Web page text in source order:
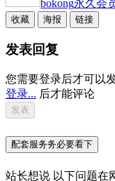
bokong永久会
收藏 海报 链接
发表回复
您需要登录后才可以
登录... 后才能评论
配套服务务必要看下
站长想说 以下问题在